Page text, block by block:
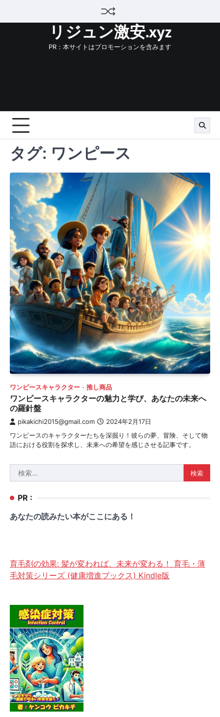
リジュン激安.xyz
PR：本サイトはプロモーションを含みます
タグ: ワンピース
ワンピースキャラクター 推し商品
ワンピースキャラクターの魅力と学び、あなたの未来へ
の羅針盤
pikakichi2015@gmail.com 2024年2月17日
ワンピースのキャラクターたちを深掘り！彼らの夢、冒険、そして物
語における役割を探求し、未来への希望を感じさせる記事です。
索:
PR :
あなたの読みたい本がここにある！
育毛剤の効果: 髪が変われば、未来が変わる！ 育毛・薄
毛対策シリーズ (健康増進ブックス) Kindle版